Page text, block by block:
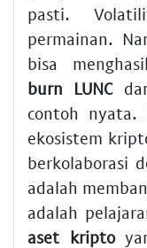
pasti.
permainan.
bisa
burn LUNC
contoh nyata.
ekosistem
berkolaborasi
adalah
adalah
aset kripto